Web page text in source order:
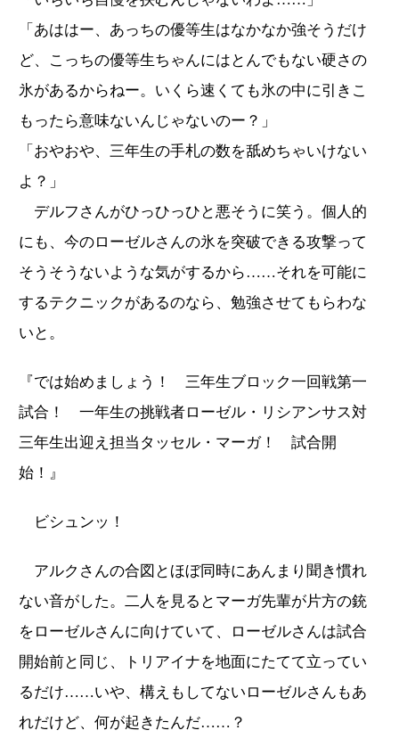
「あははー、あっちの優等生はなかなか強そうだけ
ど、こっちの優等生ちゃんにはとんでもない硬さの
氷があるからねー。いくら速くても氷の中に引きこ
もったら意味ないんじゃないのー？」
「おやおや、三年生の手札の数を舐めちゃいけない
よ？」
デルフさんがひっひっひと悪そうに笑う。個人的
にも、今のローゼルさんの氷を突破できる攻撃って
そうそうないような気がするから……それを可能に
するテクニックがあるのなら、勉強させてもらわな
いと。
『では始めましょう！ 三年生ブロック一回戦第一
試合！ 一年生の挑戦者ローゼル・リシアンサス対
三年生出迎え担当タッセル・マーガ！ 試合開
始！』
ビシュンッ！
アルクさんの合図とほぼ同時にあんまり聞き慣れ
ない音がした。二人を見るとマーガ先輩が片方の銃
をローゼルさんに向けていて、ローゼルさんは試合
開始前と同じ、トリアイナを地面にたてて立ってい
るだけ……いや、構えもしてないローゼルさんもあ
れだけど、何が起きたんだ……？